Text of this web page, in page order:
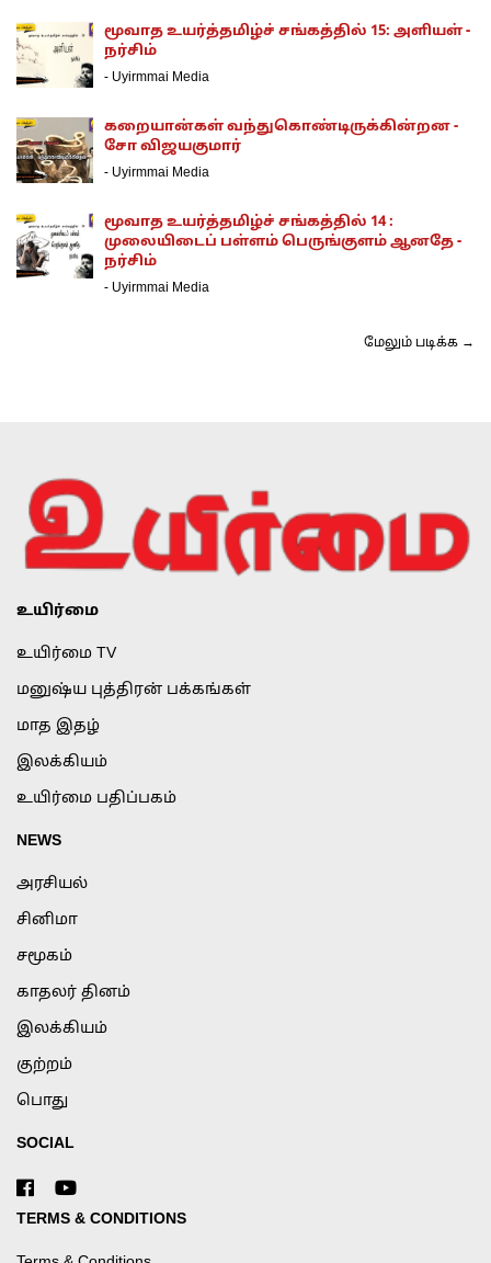
மூவாத உயர்த்தமிழ்ச் சங்கத்தில் 15: அளியள் -
நர்சிம்
- Uyirmmai Media
கறையான்கள் வந்துகொண்டிருக்கின்றன -
சோ விஜயகுமார்
- Uyirmmai Media
மூவாத உயர்த்தமிழ்ச் சங்கத்தில் 14 :
முலையிடைப் பள்ளம் பெருங்குளம் ஆனதே -
நர்சிம்
- Uyirmmai Media
மேலும் படிக்க →
உயிர்மை
உயிர்மை TV
மனுஷ்ய புத்திரன் பக்கங்கள்
மாத இதழ்
இலக்கியம்
உயிர்மை பதிப்பகம்
NEWS
அரசியல்
சினிமா
சமூகம்
காதலர் தினம்
இலக்கியம்
குற்றம்
பொது
SOCIAL
TERMS & CONDITIONS